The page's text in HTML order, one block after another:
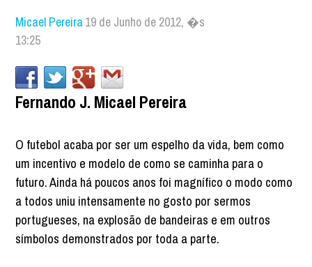
Micael Pereira19 de Junho de 2012, �s
13:25
Fernando J. Micael Pereira
O futebol acaba por ser um espelho da vida, bem como
um incentivo e modelo de como se caminha para o
futuro. Ainda há poucos anos foi magnífico o modo como
a todos uniu intensamente no gosto por sermos
portugueses, na explosão de bandeiras e em outros
símbolos demonstrados por toda a parte.